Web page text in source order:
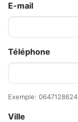
E-mail
Téléphone
Exemple: 0647128624
Ville